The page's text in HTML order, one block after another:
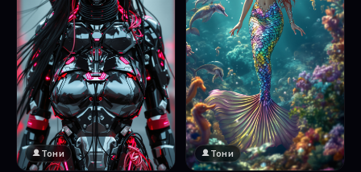
Тони Тони